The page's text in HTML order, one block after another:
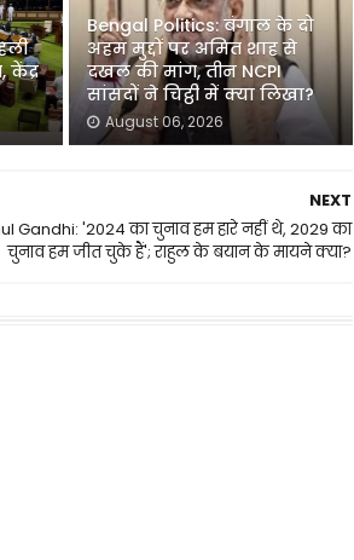
केंद्र
Bengal Politics: बंगाल के दो
अहम मुद्दों पर अमित शाह से
दखल की मांग, तीन NCPI
सांसदों ने चिट्ठी में क्या लिखा?
August 06, 2026
NEXT
Gandhi: '2024 का चुनाव हम हारे नहीं थे, 2029 का
चुनाव हम जीत चुके हैं'; राहुल के बयान के मायने क्या?